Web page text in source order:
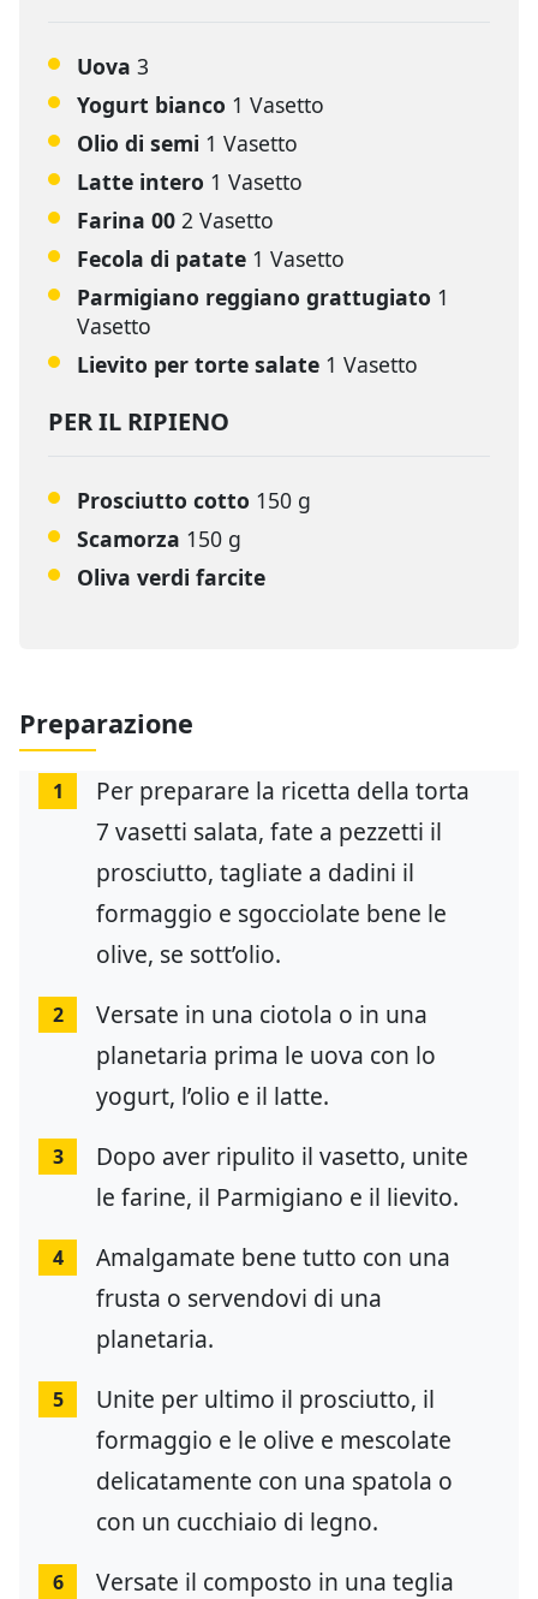
Uova 3
Yogurt bianco 1 Vasetto
Olio di semi 1 Vasetto
Latte intero 1 Vasetto
Farina 00 2 Vasetto
Fecola di patate 1 Vasetto
Parmigiano reggiano grattugiato 1
Vasetto
Lievito per torte salate 1 Vasetto
PER IL RIPIENO
Prosciutto cotto 150 g
Scamorza 150 g
Oliva verdi farcite
Preparazione
1
Per preparare la ricetta della torta
7 vasetti salata, fate a pezzetti il
prosciutto, tagliate a dadini il
formaggio e sgocciolate bene le
olive, se sott’olio.
2
Versate in una ciotola o in una
planetaria prima le uova con lo
yogurt, l’olio e il latte.
3
Dopo aver ripulito il vasetto, unite
le farine, il Parmigiano e il lievito.
4
Amalgamate bene tutto con una
frusta o servendovi di una
planetaria.
5
Unite per ultimo il prosciutto, il
formaggio e le olive e mescolate
delicatamente con una spatola o
con un cucchiaio di legno.
6
Versate il composto in una teglia